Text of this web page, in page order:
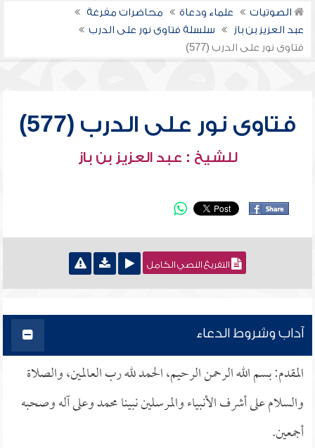
الصوتيات علماء ودعاة
محاضرات مفرغة
عبد العزيز بن باز
سلسلة فتاوى نور على الدرب
فتاوى نور على الدرب (577)
فتاوى نور على الدرب (577)
للشيخ : عبد العزيز بن باز
التفريغ النصي الكامل
آداب وشروط الدعاء
المقدم: بسم الله الرحمن الرحيم، الحمد لله رب العالمين، والصلاة
والسلام على أشرف الأنبياء والمرسلين نبينا محمد وعلى آله وصحبه
أجمعين.